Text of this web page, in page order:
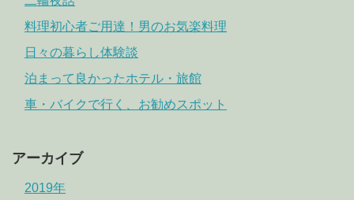
料理初心者ご用達！男のお気楽料理
日々の暮らし体験談
泊まって良かったホテル・旅館
車・バイクで行く、お勧めスポット
アーカイブ
2019年